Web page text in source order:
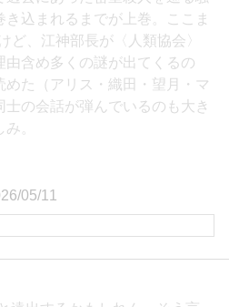
き込まれるまでが上巻。ここま
ど、江神部長が〈人類協会〉
由含め多くの謎が出てくるの
めた（アリス・織田・望月・マ
士の会話が弾んでいるのも大き
。
05/11